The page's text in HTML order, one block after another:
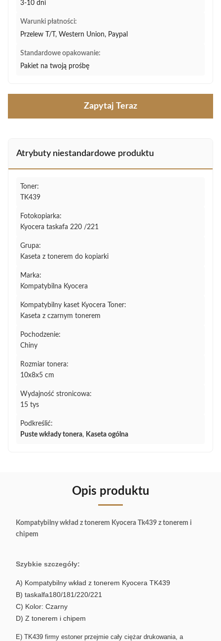
3-10 dni
Warunki płatności:
Przelew T/T, Western Union, Paypal
Standardowe opakowanie:
Pakiet na twoją prośbę
Zapytaj Teraz
Atrybuty niestandardowe produktu
Toner:
TK439
Fotokopiarka:
Kyocera taskafa 220 /221
Grupa:
Kaseta z tonerem do kopiarki
Marka:
Kompatybilna Kyocera
Kompatybilny kaset Kyocera Toner:
Kaseta z czarnym tonerem
Pochodzenie:
Chiny
Rozmiar tonera:
10x8x5 cm
Wydajność stronicowa:
15 tys
Podkreślić:
Puste wkłady tonera, Kaseta ogólna
Opis produktu
Kompatybilny wkład z tonerem Kyocera Tk439 z tonerem i
chipem
Szybkie szczegóły:
A) Kompatybilny wkład z tonerem Kyocera TK439
B) taskalfa180/181/220/221
C) Kolor: Czarny
D) Z tonerem i chipem
E) TK439 firmy estoner przejmie cały ciężar drukowania, a